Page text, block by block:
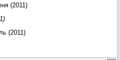
(2011)
(2011)